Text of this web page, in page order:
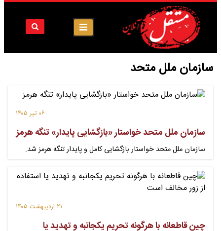
سازمان ملل متحد
۰۶ تیر ۱۴۰۵
سازمان ملل متحد خواستار «بازگشایی پایدار» تنگه هرمز
سازمان ملل متحد خواستار بازگشایی کامل و پایدار تنگه هرمز شد.
۲۱ اردیبهشت ۱۴۰۵
چین قاطعانه با هرگونه تحریم یکجانبه و تهدید یا